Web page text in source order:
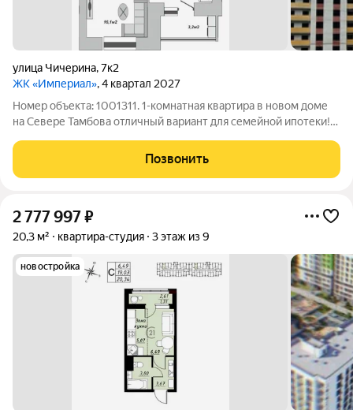
улица Чичерина,7к2
ЖК «Империал», 4 квартал 2027
Номер объекта: 1001311. 1-комнатная квартира в новом доме
на Севере Тамбова отличный вариант для семейной ипотеки!
Почему стоит рассмотреть эту квартиру? Выгодные условия
по семейной
Позвонить
2 777 997₽
20,3 м² квартира-студия 3 этаж из 9
новостройка